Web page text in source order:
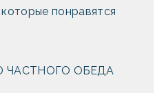
понравятся
ЧАСТНОГО ОБЕДА